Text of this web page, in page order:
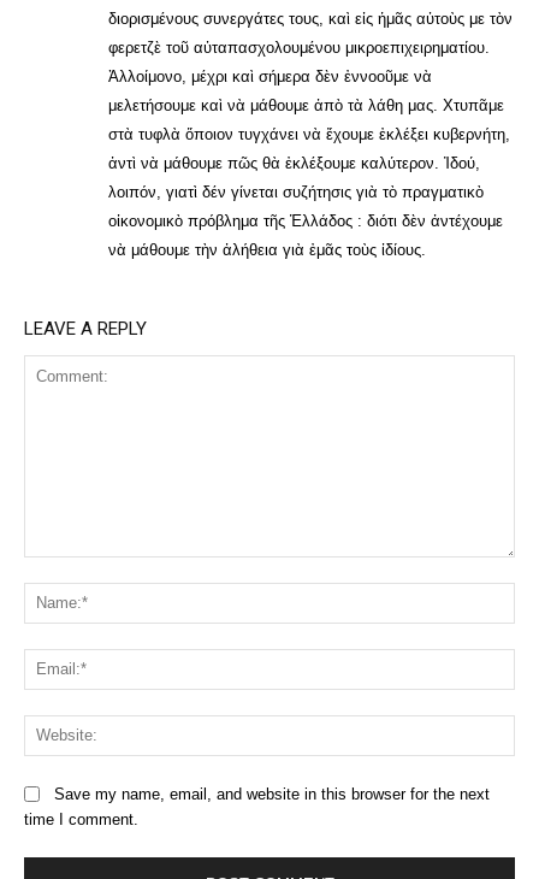
διορισμένους συνεργάτες τους, καὶ εἰς ἡμᾶς αὐτοὺς με τὸν
φερετζὲ τοῦ αὐταπασχολουμένου μικροεπιχειρηματίου.
Ἀλλοίμονο, μέχρι καὶ σήμερα δὲν ἐννοοῦμε νὰ
μελετήσουμε καὶ νὰ μάθουμε ἀπὸ τὰ λάθη μας. Χτυπᾶμε
στὰ τυφλὰ ὅποιον τυγχάνει νὰ ἔχουμε ἐκλέξει κυβερνήτη,
ἀντὶ νὰ μάθουμε πῶς θὰ ἐκλέξουμε καλύτερον. Ἰδού,
λοιπόν, γιατὶ δέν γίνεται συζήτησις γιὰ τὸ πραγματικὸ
οἰκονομικὸ πρόβλημα τῆς Ἑλλάδος : διότι δὲν ἀντέχουμε
νὰ μάθουμε τὴν ἀλήθεια γιὰ ἐμᾶς τοὺς ἰδίους.
LEAVE A REPLY
Save my name, email, and website in this browser for the next
time I comment.